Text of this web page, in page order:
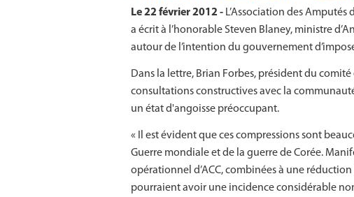
Le 22 février 2012 - L’Association des
a écrit à l’honorable Steven Blaney, ministre
autour de l’intention du gouvernement
Dans la lettre, Brian Forbes, président du
consultations constructives avec la
un état d'angoisse préoccupant.
« Il est évident que ces compressions sont
Guerre mondiale et de la guerre de Corée.
opérationnel d’ACC, combinées à une
pourraient avoir une incidence considérable